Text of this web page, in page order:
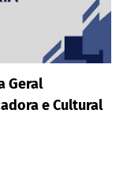
Geral
e Cultural